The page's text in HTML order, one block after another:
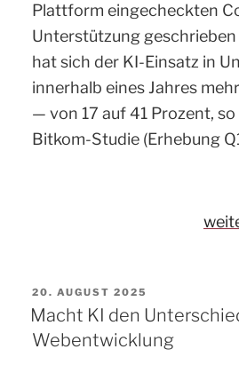
Plattform eingecheckten
Unterstützung geschrieben
hat sich der KI-Einsatz in
innerhalb eines Jahres
— von 17 auf 41 Prozent,
Bitkom-Studie (Erhebung
KI
VERÖFFENTLICHT
AM
20. AUGUST 2025
Macht KI den
Webentwicklung